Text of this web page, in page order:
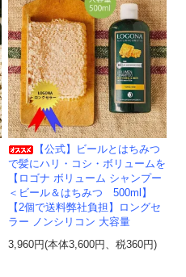
【公式】ビールとはちみつ
で髪にハリ・コシ・ボリュームを
【ロゴナ ボリューム シャンプー
＜ビール＆はちみつ 500ml】
【2個で送料弊社負担】ロングセ
ラー ノンシリコン 大容量
3,960円(本体3,600円、税360円)